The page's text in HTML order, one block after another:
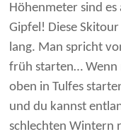
Höhenmeter sind
Gipfel! Diese
lang. Man spricht
früh starten… Wenn
oben in Tulfes
und du kannst
schlechten Wintern